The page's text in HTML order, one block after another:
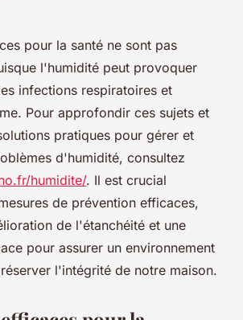
pour la santé ne sont pas
l'humidité peut provoquer
infections respiratoires et
Pour approfondir ces sujets et
pratiques pour gérer et
d'humidité, consultez
humidite/. Il est crucial
de prévention efficaces,
de l'étanchéité et une
pour assurer un environnement
l'intégrité de notre maison.